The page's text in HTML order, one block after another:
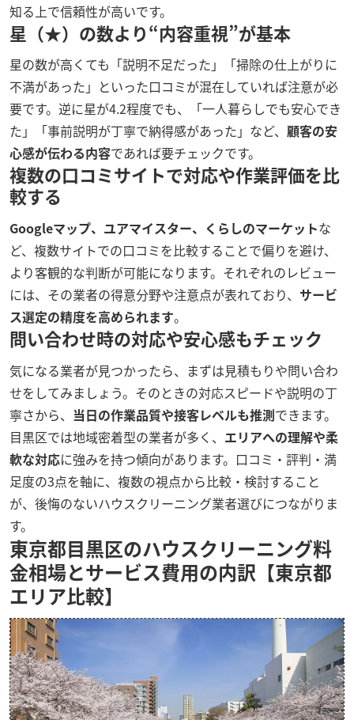
知る上で信頼性が高いです。
星（★）の数より“内容重視”が基本
星の数が高くても「説明不足だった」「掃除の仕上がりに
不満があった」といった口コミが混在していれば注意が必
要です。逆に星が4.2程度でも、「一人暮らしでも安心でき
た」「事前説明が丁寧で納得感があった」など、 顧客の安
心感が伝わる内容であれば要チェックです。
複数の口コミサイトで対応や作業評価を比
較する
Googleマップ、ユアマイスター、くらしのマーケットな
ど、複数サイトでの口コミを比較することで偏りを避け、
より客観的な判断が可能になります。それぞれのレビュー
には、その業者の得意分野や注意点が表れており、 サービ
ス選定の精度を高められます。
問い合わせ時の対応や安心感もチェック
気になる業者が見つかったら、まずは見積もりや問い合わ
せをしてみましょう。そのときの対応スピードや説明の丁
寧さから、 当日の作業品質や接客レベルも推測できます。
目黒区では地域密着型の業者が多く、 エリアへの理解や柔
軟な対応に強みを持つ傾向があります。口コミ・評判・満
足度の3点を軸に、複数の視点から比較・検討すること
が、後悔のないハウスクリーニング業者選びにつながりま
す。
東京都目黒区のハウスクリーニング料
金相場とサービス費用の内訳【東京都
エリア比較】